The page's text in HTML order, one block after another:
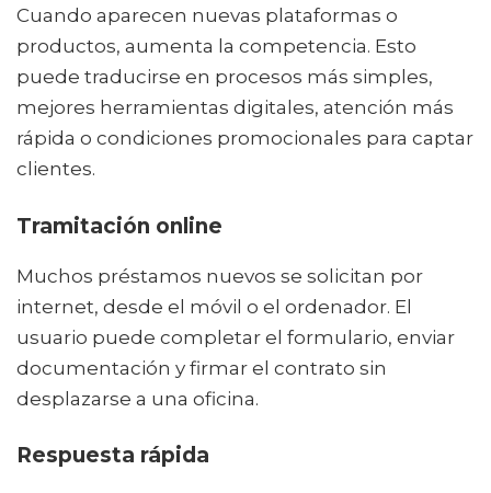
Cuando aparecen nuevas plataformas o
productos, aumenta la competencia. Esto
puede traducirse en procesos más simples,
mejores herramientas digitales, atención más
rápida o condiciones promocionales para captar
clientes.
Tramitación online
Muchos préstamos nuevos se solicitan por
internet, desde el móvil o el ordenador. El
usuario puede completar el formulario, enviar
documentación y firmar el contrato sin
desplazarse a una oficina.
Respuesta rápida